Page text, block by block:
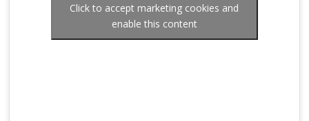
Click to accept marketing cookies and
enable this content